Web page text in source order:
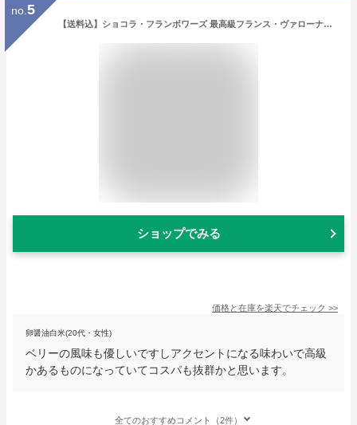
no. 5
【送料込】ショコラ・フランボワーズ 最高級フランス・ヴァローナ社のチョコレート使用！木苺の酸味がお口に広がる軽い仕上がりの贅沢なケーキ【直径15cm】 お取り寄せスイーツ 誕生日ケーキ バースデー 還暦祝い 結婚記念日 チョコレートケーキ ムース バレンタイン 母の日
ショップでみる
価格と在庫を楽天でチェック >>
卵醤油白米(20代・女性)
ベリーの風味も優しいですしアクセントになる味わいで高級
かあるものになっていてコスパも抜群かと思います。
全てのおすすめコメント（2件）